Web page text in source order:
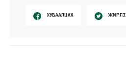
ХУВААЛЦАХ